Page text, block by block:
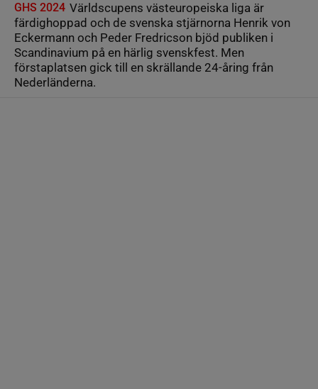
GHS 2024 Världscupens västeuropeiska liga är
färdighoppad och de svenska stjärnorna Henrik von
Eckermann och Peder Fredricson bjöd publiken i
Scandinavium på en härlig svenskfest. Men
förstaplatsen gick till en skrällande 24-åring från
Nederländerna.